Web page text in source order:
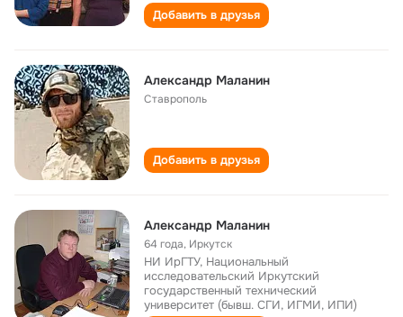
Добавить в друзья
Александр Маланин
Ставрополь
Добавить в друзья
Александр Маланин
64 года, Иркутск
НИ ИрГТУ, Национальный
исследовательский Иркутский
государственный технический
университет (бывш. СГИ, ИГМИ, ИПИ)